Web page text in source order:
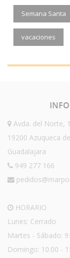
Semana Santa
vacaciones
Avda. del Norte,
19200 Azuqueca
Guadalajara
949 277 166
HORARIO
Lunes: Cerrado
Martes - Sábado:
Domingo: 10:00 -